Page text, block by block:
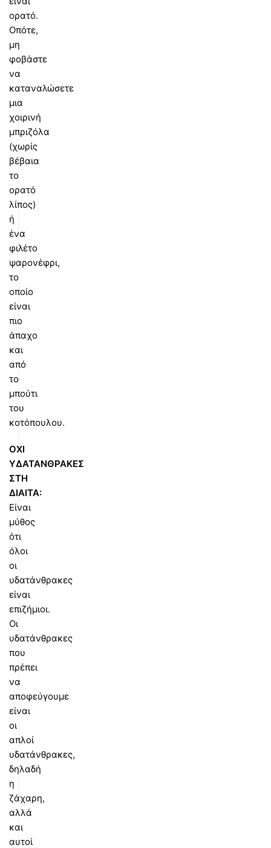
ορατό.
Οπότε,
μη
φοβάστε
να
καταναλώσετε
μια
χοιρινή
μπριζόλα
(χωρίς
βέβαια
το
ορατό
λίπος)
ή
ένα
φιλέτο
ψαρονέφρι,
το
οποίο
είναι
πιο
άπαχο
και
από
το
μπούτι
του
κοτόπουλου.
ΟΧΙ
ΥΔΑΤΑΝΘΡΑΚΕΣ
ΣΤΗ
ΔΙΑΙΤΑ:
Είναι
μύθος
ότι
όλοι
οι
υδατάνθρακες
είναι
επιζήμιοι.
Οι
υδατάνθρακες
που
πρέπει
να
αποφεύγουμε
είναι
οι
απλοί
υδατάνθρακες,
δηλαδή
η
ζάχαρη,
αλλά
και
αυτοί